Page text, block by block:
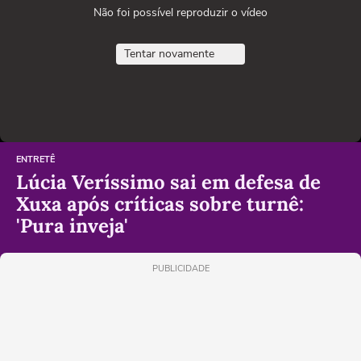
Não foi possível reproduzir o vídeo
Tentar novamente
ENTRETÊ
Lúcia Veríssimo sai em defesa de
Xuxa após críticas sobre turnê:
'Pura inveja'
PUBLICIDADE